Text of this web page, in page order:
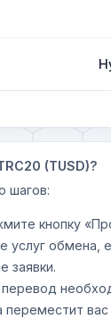
(TUSD)?
шагов:
кнопку
услуг
заявки.